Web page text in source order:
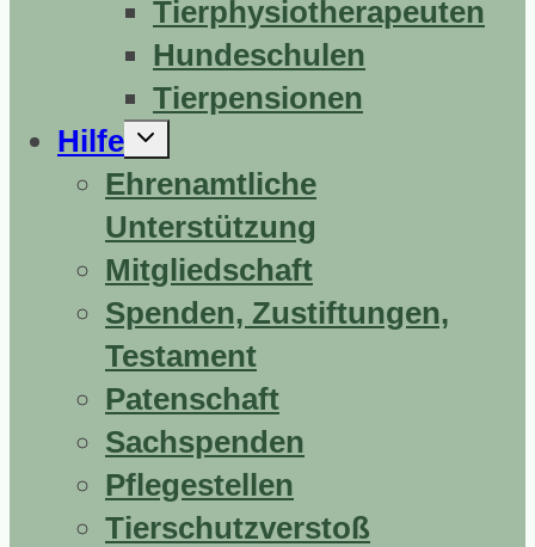
Tierphysiotherapeuten
Hundeschulen
Tierpensionen
Hilfe
Untermenü
Ehrenamtliche
Unterstützung
Mitgliedschaft
Spenden, Zustiftungen,
Testament
Patenschaft
Sachspenden
Pflegestellen
Tierschutzverstoß